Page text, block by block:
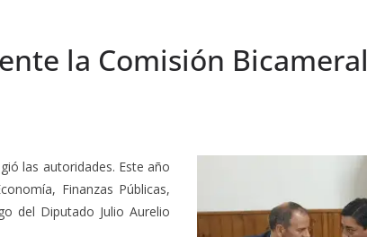
la Comisión Bicameral
las autoridades. Este año
Finanzas Públicas,
del Diputado Julio Aurelio